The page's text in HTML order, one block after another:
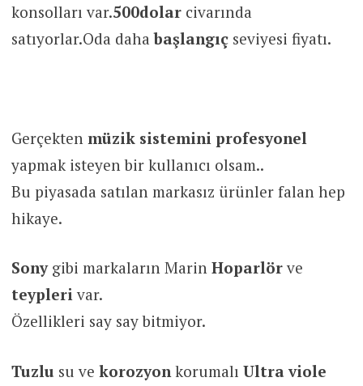
konsolları var.500dolarcivarında
satıyorlar.Oda dahabaşlangıçseviyesi fiyatı.
Gerçekten müzik sistemini profesyonel
yapmak isteyen bir kullanıcı olsam..
Bu piyasada satılan markasız ürünler falan hep
hikaye.
Sonygibi markaların Marin Hoparlörve
teyplerivar.
Özellikleri say say bitmiyor.
Tuzlu su ve korozyonkorumalı Ultra viole